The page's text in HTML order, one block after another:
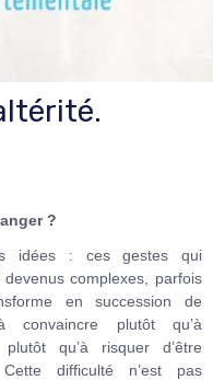
?
idées : ces gestes qui
complexes, parfois
en succession de
convaincre plutôt qu’à
qu’à risquer d’être
difficulté n’est pas